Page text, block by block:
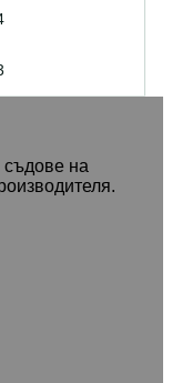
на